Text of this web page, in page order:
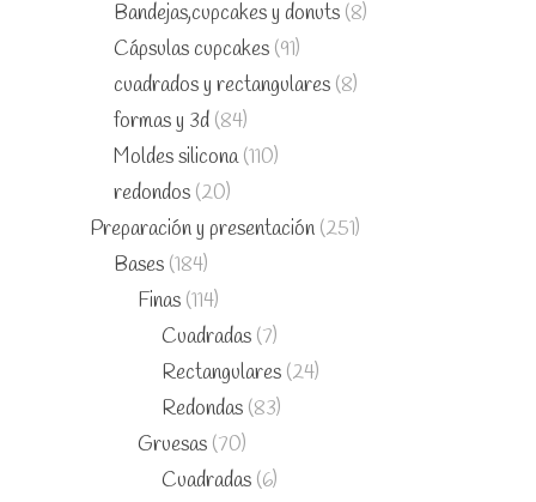
Bandejas,cupcakes y donuts (8)
Cápsulas cupcakes (91)
cuadrados y rectangulares (8)
formas y 3d (84)
Moldes silicona (110)
redondos (20)
Preparación y presentación (251)
Bases (184)
Finas (114)
Cuadradas (7)
Rectangulares (24)
Redondas (83)
Gruesas (70)
Cuadradas (6)